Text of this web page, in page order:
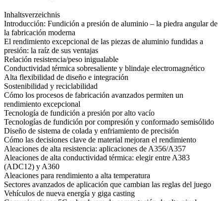
Inhaltsverzeichnis
Introducción: Fundición a presión de aluminio – la piedra angular de
la fabricación moderna
El rendimiento excepcional de las piezas de aluminio fundidas a
presión: la raíz de sus ventajas
Relación resistencia/peso inigualable
Conductividad térmica sobresaliente y blindaje electromagnético
Alta flexibilidad de diseño e integración
Sostenibilidad y reciclabilidad
Cómo los procesos de fabricación avanzados permiten un
rendimiento excepcional
Tecnología de fundición a presión por alto vacío
Tecnologías de fundición por compresión y conformado semisólido
Diseño de sistema de colada y enfriamiento de precisión
Cómo las decisiones clave de material mejoran el rendimiento
Aleaciones de alta resistencia: aplicaciones de A356/A357
Aleaciones de alta conductividad térmica: elegir entre A383
(ADC12) y A360
Aleaciones para rendimiento a alta temperatura
Sectores avanzados de aplicación que cambian las reglas del juego
Vehículos de nueva energía y giga casting